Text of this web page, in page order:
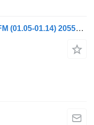
Стабилизираща щанга Volvo FM (01.05-01.14) 20555319 3173988 за влекач Volvo FM7-FM12, FM, FMX (1998-2014)